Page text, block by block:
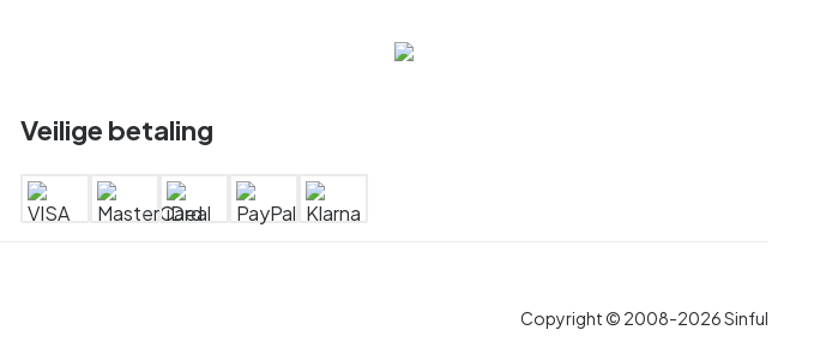
Veilige betaling
Copyright © 2008-2026 Sinful